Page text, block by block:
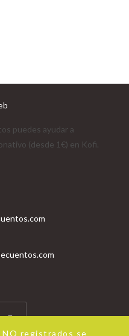
registrados se
puedes ayudar a
(desde 1€) en Kofi.